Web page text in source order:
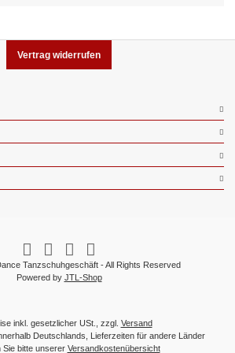
Vertrag widerrufen
Tanzschuhgeschäft - All Rights Reserved
Powered by JTL-Shop
inkl. gesetzlicher USt., zzgl. Versand
Deutschlands, Lieferzeiten für andere Länder
Sie bitte unserer Versandkostenübersicht